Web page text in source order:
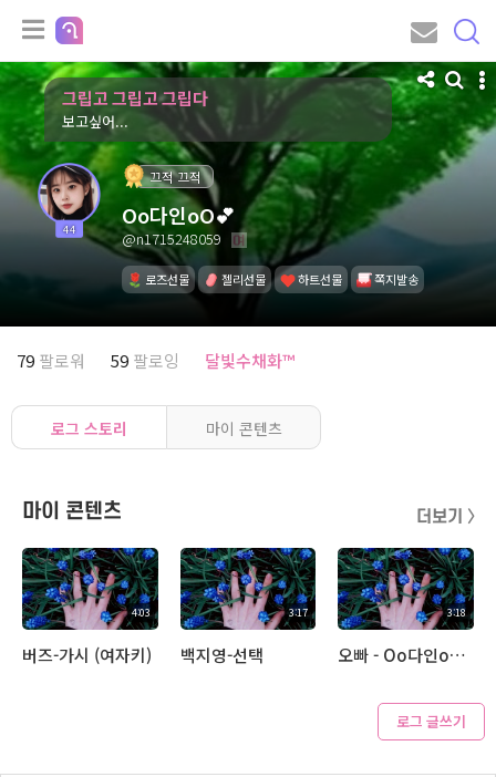
그립고 그립고 그립다
보고싶어...
44
끄적 끄적
Oo다인oO💕
@n1715248059
로즈선물 젤리선물 하트선물 쪽지발송
79 팔로워 59 팔로잉 달빛수채화™
로그 스토리 마이 콘텐츠
마이 콘텐츠 더보기 〉
4:03
버즈-가시 (여자키)
3:17
백지영-선택
3:18
오빠 - Oo다인oO💕
로그 글쓰기